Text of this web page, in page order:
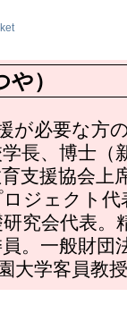
）
が必要な方
長、博士（
支援協会上
ロジェクト
研究会代表
。一般財団
大学客員教